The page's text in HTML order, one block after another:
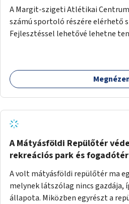
A Margit-szigeti Atlétikai
számú sportoló részére elérhető
Fejlesztéssel lehetővé lehetne
Ehhez zárható tároló helyet,
A Mátyásföldi Repülőtér
rekreációs park és
A volt mátyásföldi repülőtér ma
melynek látszólag nincs gazdája,
állapota. Miközben egyrészt a